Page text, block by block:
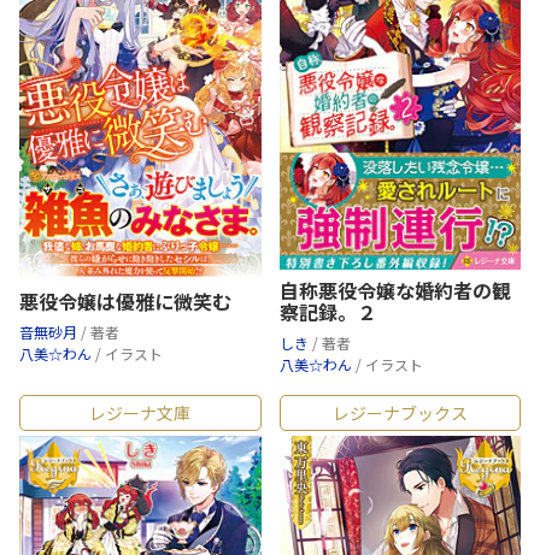
悪役令嬢は優雅に微笑む
音無砂月 / 著者
八美☆わん / イラスト
自称悪役令嬢な婚約者の観
察記録。２
しき / 著者
八美☆わん / イラスト
レジーナ文庫 レジーナブックス